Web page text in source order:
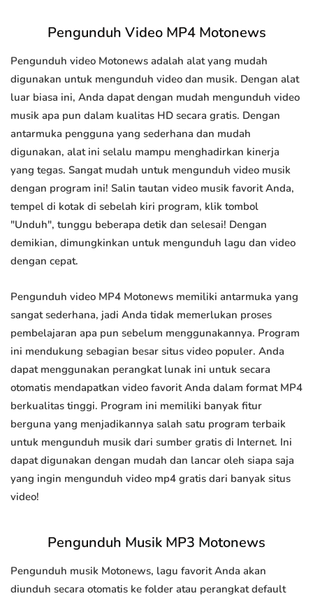
Pengunduh Video MP4 Motonews
Pengunduh video Motonews adalah alat yang mudah
digunakan untuk mengunduh video dan musik. Dengan alat
luar biasa ini, Anda dapat dengan mudah mengunduh video
musik apa pun dalam kualitas HD secara gratis. Dengan
antarmuka pengguna yang sederhana dan mudah
digunakan, alat ini selalu mampu menghadirkan kinerja
yang tegas. Sangat mudah untuk mengunduh video musik
dengan program ini! Salin tautan video musik favorit Anda,
tempel di kotak di sebelah kiri program, klik tombol
"Unduh", tunggu beberapa detik dan selesai! Dengan
demikian, dimungkinkan untuk mengunduh lagu dan video
dengan cepat.
Pengunduh video MP4 Motonews memiliki antarmuka yang
sangat sederhana, jadi Anda tidak memerlukan proses
pembelajaran apa pun sebelum menggunakannya. Program
ini mendukung sebagian besar situs video populer. Anda
dapat menggunakan perangkat lunak ini untuk secara
otomatis mendapatkan video favorit Anda dalam format MP4
berkualitas tinggi. Program ini memiliki banyak fitur
berguna yang menjadikannya salah satu program terbaik
untuk mengunduh musik dari sumber gratis di Internet. Ini
dapat digunakan dengan mudah dan lancar oleh siapa saja
yang ingin mengunduh video mp4 gratis dari banyak situs
video!
Pengunduh Musik MP3 Motonews
Pengunduh musik Motonews, lagu favorit Anda akan
diunduh secara otomatis ke folder atau perangkat default